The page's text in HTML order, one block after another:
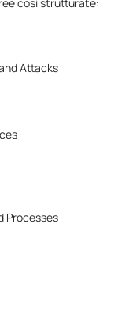
Attacks
Processes